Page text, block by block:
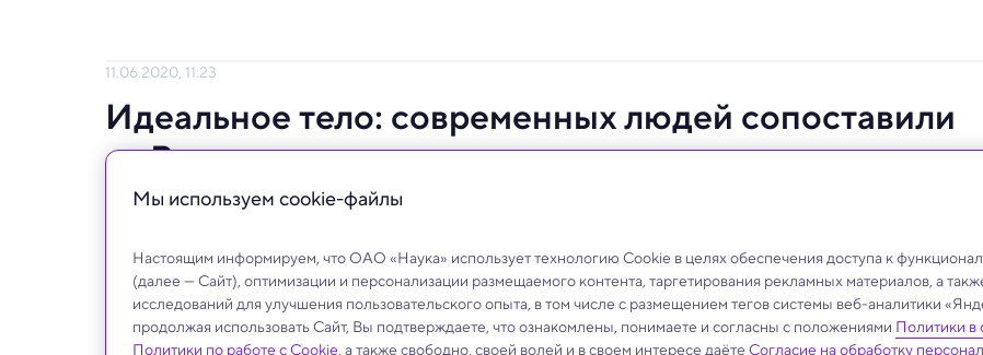
11.06.2020, 11:23
Идеальное тело: современных людей сопоставили
с «Витрувианским человеком»
Ученые попробовали вписать современных мужчин в параметры рисунка Леонардо
Мы используем сookie-файлы
Настоящим информируем, что ОАО «Наука» использует технологию Cookie в целях обеспечения доступа к
(далее — Сайт), оптимизации и персонализации размещаемого контента, таргетирования рекламных материалов, а
исследований для улучшения пользовательского опыта, в том числе с размещением тегов системы веб-аналитики
продолжая использовать Сайт, Вы подтверждаете, что ознакомлены, понимаете и согласны с положениями Политики в
Политики по работе с Cookie, а также свободно, своей волей и в своем интересе даёте Согласие на обработку